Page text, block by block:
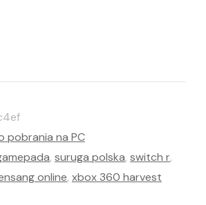
pobrania na PC
, suruga polska, switch r,
online, xbox 360 harvest